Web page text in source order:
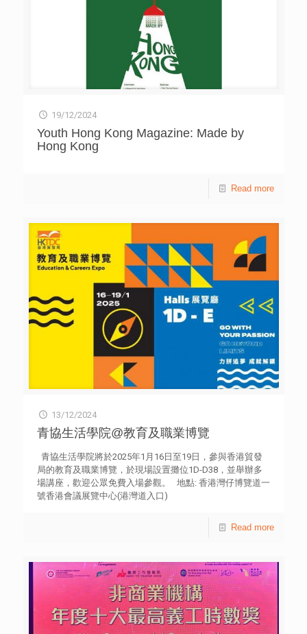
19/12/2024
Youth Hong Kong Magazine: Made by
Hong Kong
Read more
13/12/2024
青協生活學院@教育及職業博覽
青協生活學院將於2025年1月16日至19日，參與香港貿發
局的教育及職業博覽，於現場設置攤位1D-D38，並舉辦多
場講座，歡迎公眾免費入場參觀。 地點: 香港灣仔博覽道一
號香港會議展覽中心(港灣道入口)
Read more